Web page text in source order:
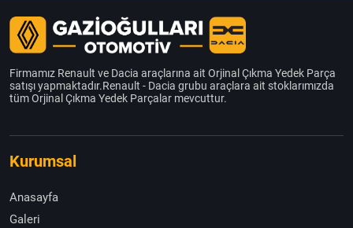
Firmamız Renault ve Dacia araçlarına ait Orjinal Çıkma Yedek Parça
satışı yapmaktadır.Renault - Dacia grubu araçlara ait stoklarımızda
tüm Orjinal Çıkma Yedek Parçalar mevcuttur.
Kurumsal
Anasayfa
Galeri